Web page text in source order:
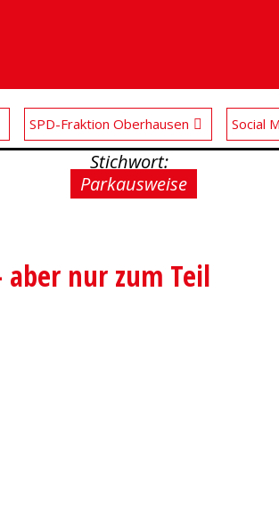
SPD-Fraktion Oberhausen Social
Stichwort:
Parkausweise
nur zum Teil